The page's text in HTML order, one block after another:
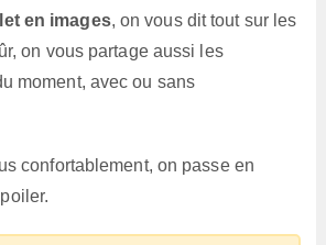
en images, on vous dit tout sur les
on vous partage aussi les
moment, avec ou sans
confortablement, on passe en